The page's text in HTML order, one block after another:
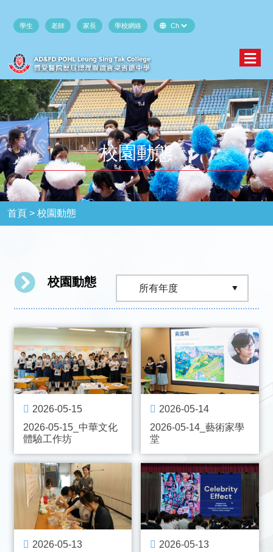
學生 老師 家長 學校網絡
校園動態
首頁 >校園動態
校園動態
2026-05-15
2026-05-15_中華文化
體驗工作坊
2026-05-14
2026-05-14_藝術家學
堂
2026-05-13
2026-05-13